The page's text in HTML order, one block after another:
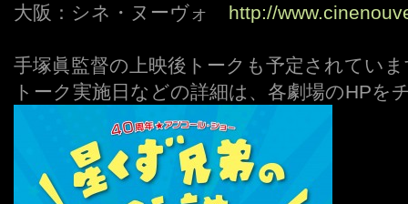
大阪：シネ・ヌーヴォ http://
手塚眞監督の上映後トークも予定されてい
トーク実施日などの詳細は、各劇場のHPを